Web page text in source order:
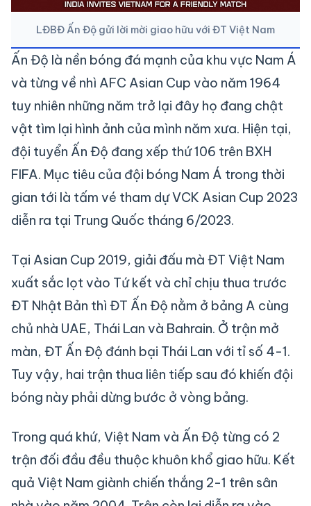
LĐBĐ Ấn Độ gửi lời mời giao hữu với ĐT Việt Nam
Ấn Độ là nền bóng đá mạnh của khu vực Nam Á
và từng về nhì AFC Asian Cup vào năm 1964
tuy nhiên những năm trở lại đây họ đang chật
vật tìm lại hình ảnh của mình năm xưa. Hiện tại,
đội tuyển Ấn Độ đang xếp thứ 106 trên BXH
FIFA. Mục tiêu của đội bóng Nam Á trong thời
gian tới là tấm vé tham dự VCK Asian Cup 2023
diễn ra tại Trung Quốc tháng 6/2023.
Tại Asian Cup 2019, giải đấu mà ĐT Việt Nam
xuất sắc lọt vào Tứ kết và chỉ chịu thua trước
ĐT Nhật Bản thì ĐT Ấn Độ nằm ở bảng A cùng
chủ nhà UAE, Thái Lan và Bahrain. Ở trận mở
màn, ĐT Ấn Độ đánh bại Thái Lan với tỉ số 4-1.
Tuy vậy, hai trận thua liên tiếp sau đó khiến đội
bóng này phải dừng bước ở vòng bảng.
Trong quá khứ, Việt Nam và Ấn Độ từng có 2
trận đối đầu đều thuộc khuôn khổ giao hữu. Kết
quả Việt Nam giành chiến thắng 2-1 trên sân